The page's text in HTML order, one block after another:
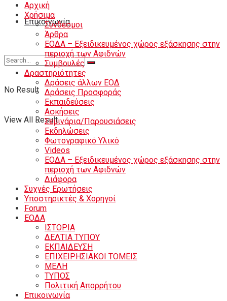
Eπικοινωνία
No Result
View All Result
Αρχική
Χρήσιμα
Σύνδεσμοι
Άρθρα
ΕΟΔΑ – Εξειδικευμένος χώρος εξάσκησης στην
περιοχή των Αφιδνών
Συμβουλές
Δραστηριότητες
Δράσεις άλλων ΕΟΔ
Δράσεις Προσφοράς
Εκπαιδεύσεις
Ασκήσεις
Σεμινάρια/Παρουσιάσεις
Εκδηλώσεις
Φωτογραφικό Υλικό
Videos
ΕΟΔΑ – Εξειδικευμένος χώρος εξάσκησης στην
περιοχή των Αφιδνών
Διάφορα
Συχνές Ερωτήσεις
Υποστηρικτές & Χορηγοί
Forum
ΕΟΔA
ΙΣΤΟΡΙΑ
ΔΕΛΤΙΑ ΤΥΠΟΥ
ΕΚΠΑΙΔΕΥΣΗ
ΕΠΙΧΕΙΡΗΣΙΑΚΟΙ ΤΟΜΕΙΣ
ΜΕΛΗ
ΤΥΠΟΣ
Πολιτική Απορρήτου
Eπικοινωνία